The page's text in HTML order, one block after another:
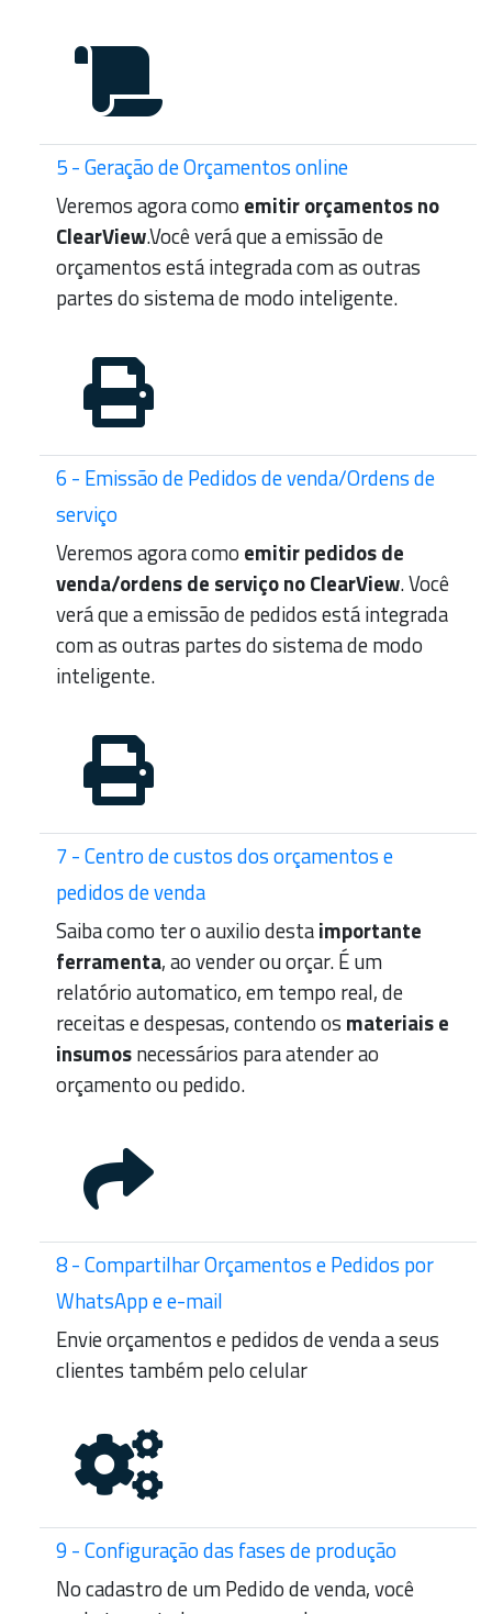
5 - Geração de Orçamentos online
Veremos agora como emitir orçamentos no
ClearView.Você verá que a emissão de
orçamentos está integrada com as outras
partes do sistema de modo inteligente.
6 - Emissão de Pedidos de venda/Ordens de
serviço
Veremos agora como emitir pedidos de
venda/ordens de serviço no ClearView. Você
verá que a emissão de pedidos está integrada
com as outras partes do sistema de modo
inteligente.
7 - Centro de custos dos orçamentos e
pedidos de venda
Saiba como ter o auxilio destaimportante
ferramenta, ao vender ou orçar. É um
relatório automatico, em tempo real, de
receitas e despesas, contendo os materiais e
insumosnecessários para atender ao
orçamento ou pedido.
8 - Compartilhar Orçamentos e Pedidos por
WhatsApp e e-mail
Envie orçamentos e pedidos de venda a seus
clientes também pelo celular
9 - Configuração das fases de produção
No cadastro de um Pedido de venda, você